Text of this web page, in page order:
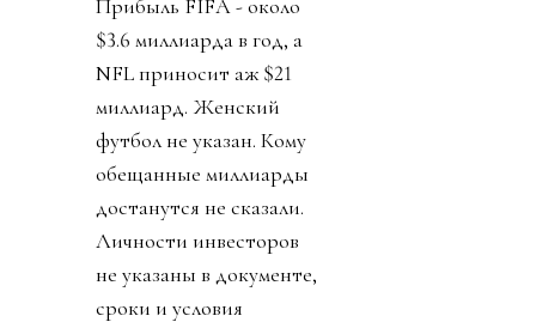
Прибыль FIFA - около
$3.6 миллиарда в год, а
NFL приносит аж $21
миллиард. Женский
футбол не указан. Кому
обещанные миллиарды
достанутся не сказали.
Личности инвесторов
не указаны в документе,
сроки и условия